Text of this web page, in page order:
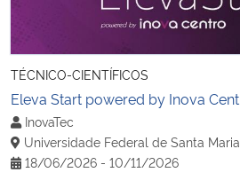
Ministério da Cidadania
Ministério de Minas e Energia
Ministério da Ciência, Tecnologia, Inovações e
TÉCNICO-CIENTÍFICOS
Eleva Start powered by Inova
InovaTec
Universidade Federal de Santa Maria
18/06/2026 - 10/11/2026